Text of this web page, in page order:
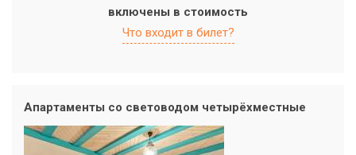
включены в стоимость
Что входит в билет?
Апартаменты со световодом четырёхместные